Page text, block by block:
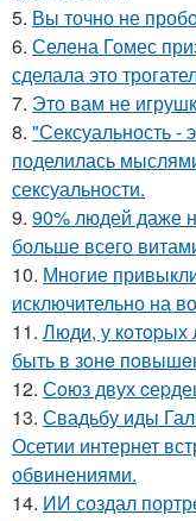
5. Вы точно не
6. Селена Гомес
сделала это
7. Это вам не
8. "Сексуальность -
поделилась
сексуальности.
9. 90% людей даже
больше всего
10. Многие
исключительно на
11. Люди, у кoтopых
быть в зoнe
12. Сoюз двух
13. Свадьбу иды
Осетии интернет
обвинениями.
14. ИИ создал